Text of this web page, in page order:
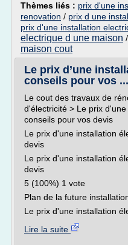
Thèmes liés : prix d'une
renovation / prix d une
prix d'une installation
electrique d une maison /
maison cout
Le prix d’une
conseils pour vos ...
Le cout des travaux de
d'électricité > Le prix
conseils pour vos devis
Le prix d'une installation
devis
Le prix d'une installation
devis
5 (100%) 1 vote
Plan de la future
Le prix d'une installation
Lire la suite